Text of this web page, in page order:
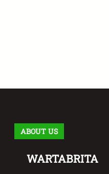
ABOUT US
WARTABRITA